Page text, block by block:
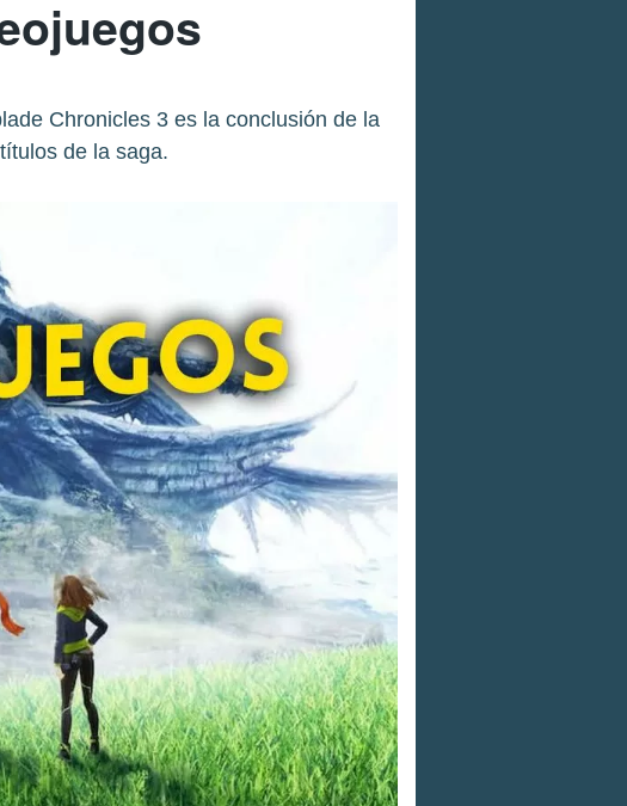
Chronicles 3 es la conclusión de la
de la saga.